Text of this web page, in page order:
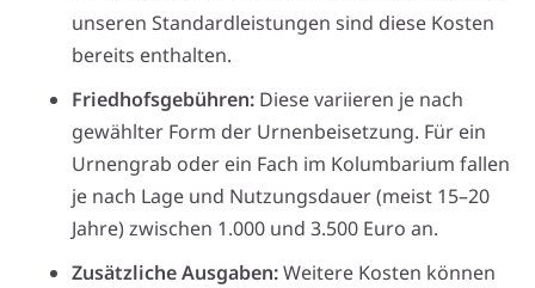
unseren Standardleistungen sind diese Kosten
bereits enthalten.
Friedhofsgebühren: Diese variieren je nach
gewählter Form der Urnenbeisetzung. Für ein
Urnengrab oder ein Fach im Kolumbarium fallen
je nach Lage und Nutzungsdauer (meist 15–20
Jahre) zwischen 1.000 und 3.500 Euro an.
Zusätzliche Ausgaben:Weitere Kosten können